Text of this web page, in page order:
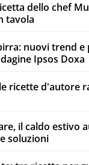
dello chef
tavola
nuovi trend e
Ipsos Doxa
ricette d'autore
il caldo estivo
soluzioni